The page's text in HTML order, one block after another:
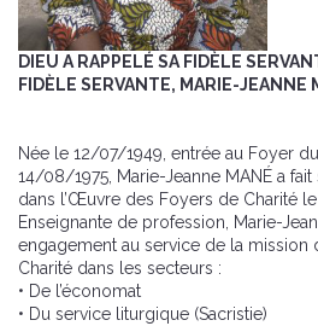
DIEU A RAPPELÉ SA FIDÈLE
FIDÈLE SERVANTE, MARIE-JEANNE
Née le 12/07/1949, entrée au Foyer
14/08/1975, Marie-Jeanne MANÉ a
dans l’Œuvre des Foyers de Charité
Enseignante de profession, Marie-
engagement au service de la
Charité dans les secteurs :
• De l’économat
• Du service liturgique (Sacristie)